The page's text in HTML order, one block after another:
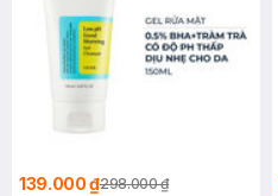
139.000 ₫298.000 ₫